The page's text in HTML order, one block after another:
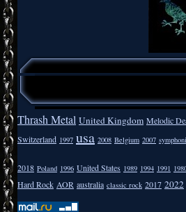
Thrash Metal United Kingdom Melodic
Switzerland 1997 usa 2008 Belgium 2007
2018 Poland 1996 United States 1989 1994 1991
Hard Rock AOR australia classic rock 2017 2022